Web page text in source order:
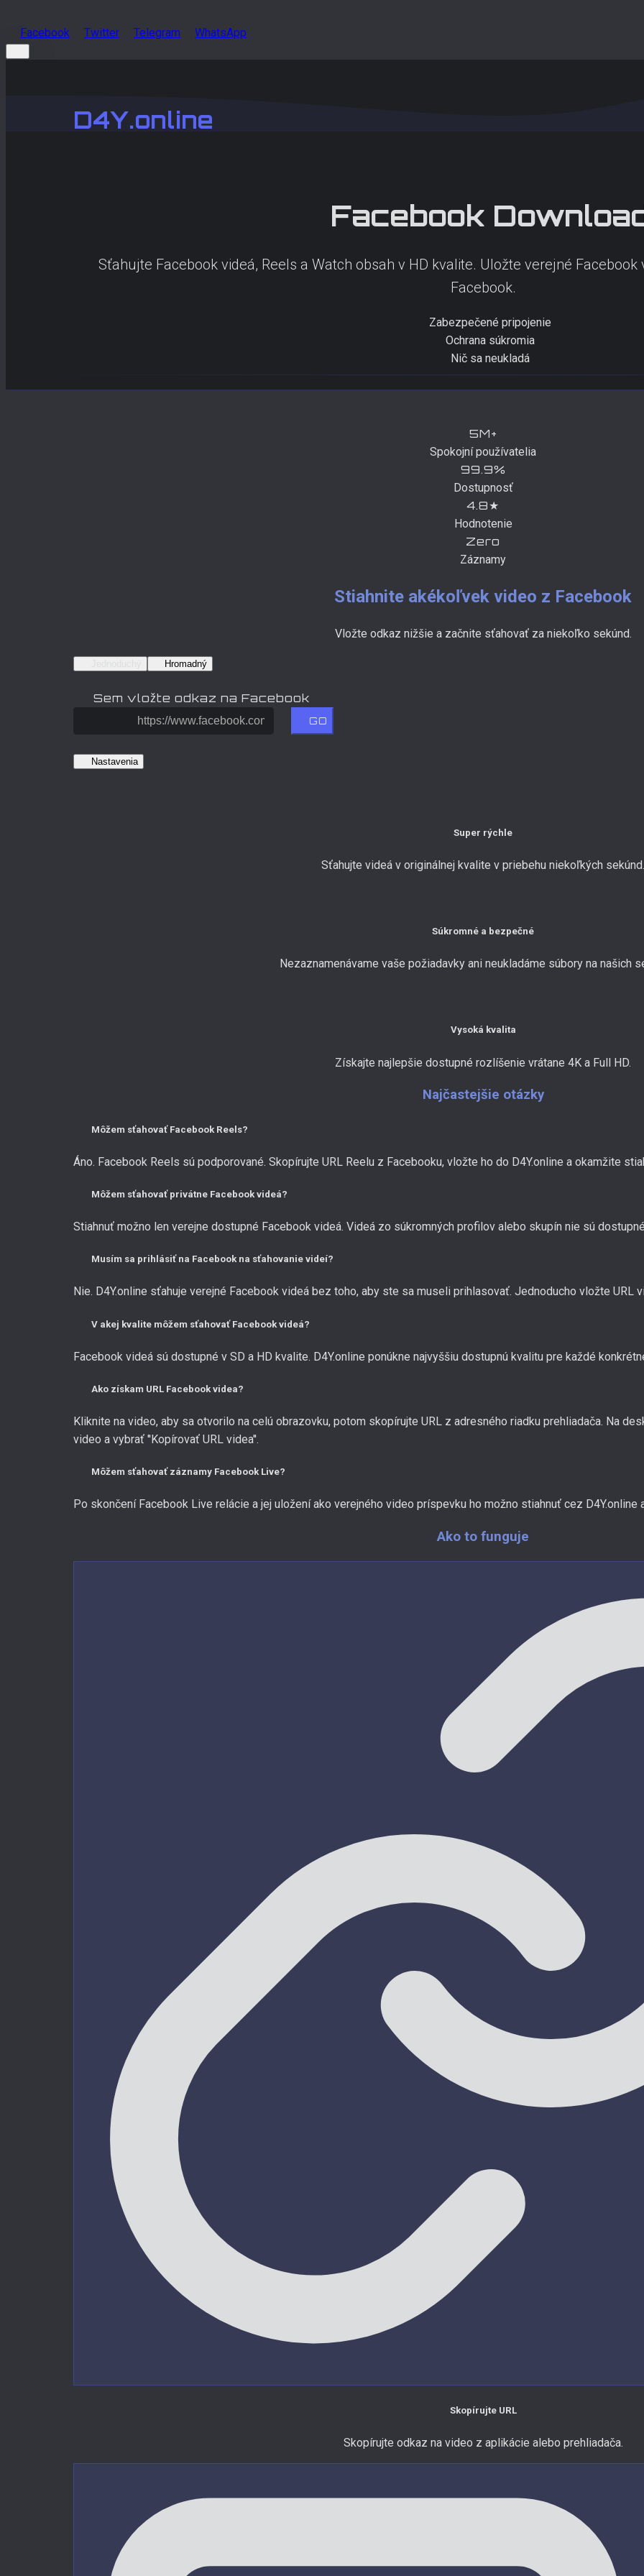
Facebook Twitter Telegram WhatsApp
D4Y.online
Facebook
Sťahujte Facebook videá, Reels a Watch obsah v HD kvalite. Uložte verejné
Facebook.
Zabezpečené pripojenie
Ochrana súkromia
Nič sa neukladá
5M+
Spokojní používatelia
99.9%
Dostupnosť
4.8★
Hodnotenie
Zero
Záznamy
Stiahnite akékoľvek video z Facebook
Vložte odkaz nižšie a začnite sťahovať za niekoľko sekúnd.
Hromadný
Sem vložte odkaz na Facebook
GO
Nastavenia
Super rýchle
Sťahujte videá v originálnej kvalite v priebehu niekoľkých sekúnd.
Súkromné a bezpečné
Nezaznamenávame vaše požiadavky ani neukladáme súbory na našich
Vysoká kvalita
Získajte najlepšie dostupné rozlíšenie vrátane 4K a Full HD.
Najčastejšie otázky
Môžem sťahovať Facebook Reels?
Áno. Facebook Reels sú podporované. Skopírujte URL Reelu z Facebooku, vložte ho do D4Y.online a okamžite
Môžem sťahovať privátne Facebook videá?
Stiahnuť možno len verejne dostupné Facebook videá. Videá zo súkromných profilov alebo skupín nie sú
Musím sa prihlásiť na Facebook na sťahovanie videí?
Nie. D4Y.online sťahuje verejné Facebook videá bez toho, aby ste sa museli prihlasovať. Jednoducho vložte URL
V akej kvalite môžem sťahovať Facebook videá?
Facebook videá sú dostupné v SD a HD kvalite. D4Y.online ponúkne najvyššiu dostupnú kvalitu pre každé
Ako získam URL Facebook videa?
Kliknite na video, aby sa otvorilo na celú obrazovku, potom skopírujte URL z adresného riadku prehliadača. Na
video a vybrať ''Kopírovať URL videa''.
Môžem sťahovať záznamy Facebook Live?
Po skončení Facebook Live relácie a jej uložení ako verejného video príspevku ho možno stiahnuť cez
Ako to funguje
Skopírujte URL
Skopírujte odkaz na video z aplikácie alebo prehliadača.